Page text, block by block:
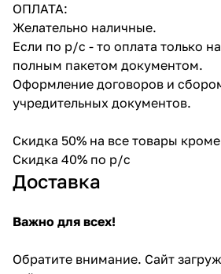
ОПЛАТА:
Желательно наличные.
Если по р/с - то оплата только
полным пакетом документом.
Оформление договоров и
учредительных документов.
Скидка 50% на все товары
Скидка 40% по р/с
Доставка
Важно для всех!
Обратите внимание. Сайт